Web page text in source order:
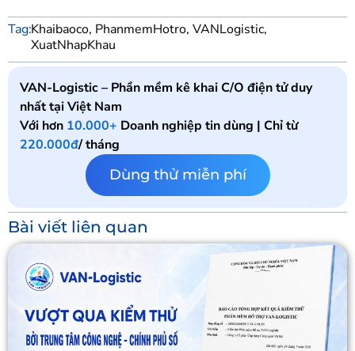
Tag:Khaibaoco, PhanmemHotro,VANLogistic,
XuatNhapKhau
VAN-Logistic – Phần mềm kê khai C/O điện tử duy
nhất tại Việt Nam
Với hơn 10.000+ Doanh nghiệp tin dùng | Chỉ từ
220.000đ/ tháng
Dùng thử miễn phí
Bài viết liên quan